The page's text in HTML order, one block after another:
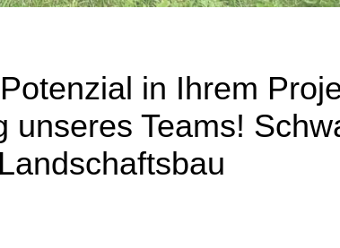
in Ihrem
unseres Teams!
Landschaftsbau